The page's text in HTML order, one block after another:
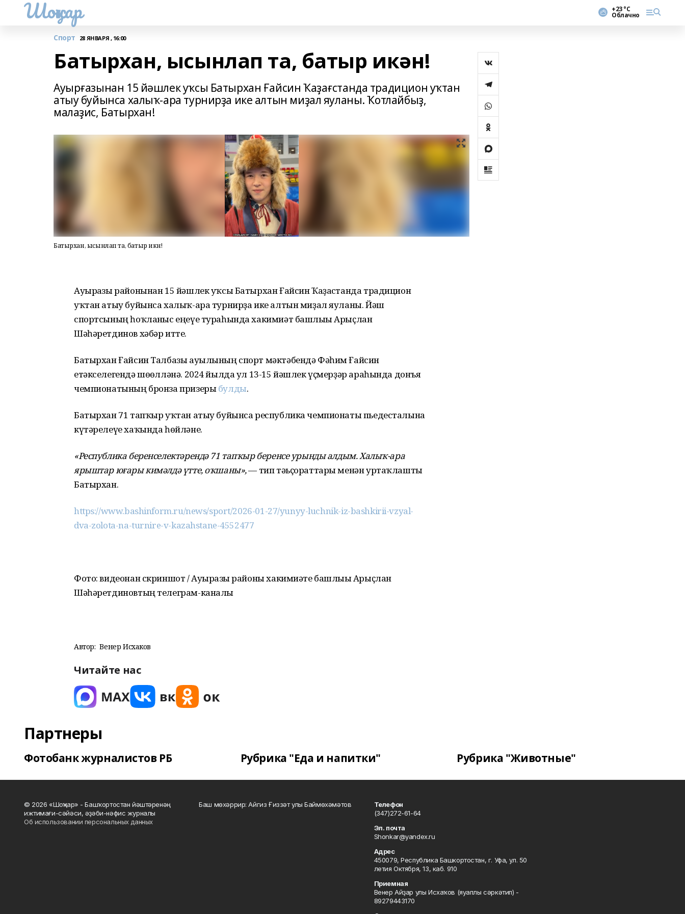
Шоңҡар +23 °С
Облачно
Спорт 28 ЯНВАРЯ , 16:00
Батырхан, ысынлап та, батыр икән!
Ауырғазынан 15 йәшлек уҡсы Батырхан Ғайсин Ҡаҙағстанда традицион уҡтан
атыу буйынса халыҡ-ара турнирҙа ике алтын миҙал яуланы. Ҡотлайбыҙ,
малаҙис, Батырхан!
Батырхан, ысынлап та, батыр икән!
Ауырғазы районынан 15 йәшлек уҡсы Батырхан Ғайсин Ҡаҙағстанда традицион
уҡтан атыу буйынса халыҡ-ара турнирҙа ике алтын миҙал яуланы. Йәш
спортсының һоҡланғыс еңеүе тураһында хакимиәт башлығы Арыҫлан
Шәһәретдинов хәбәр итте.
Батырхан Ғайсин Талбазы ауылының спорт мәктәбендә Фәһим Ғайсин
етәкселегендә шөғөлләнә. 2024 йылда ул 13-15 йәшлек үҫмерҙәр араһында донъя
чемпионатының бронза призерыбулды.
Батырхан 71 тапҡыр уҡтан атыу буйынса республика чемпионаты пьедесталына
күтәрелеүе хаҡында һөйләне.
«Республика беренселектәрендә 71 тапҡыр беренсе урынды алдым. Халыҡ-ара
ярыштар юғары кимәлдә үтте, оҡшаны»,— тип тәьҫораттары менән уртаҡлашты
Батырхан.
https://www.bashinform.ru/news/sport/2026-01-27/yunyy-luchnik-iz-bashkirii-vzyal-
dva-zolota-na-turnire-v-kazahstane-4552477
Фото: видеонан скриншот / Ауырғазы районы хакимиәте башлығы Арыҫлан
Шәһәретдиновтың телеграм-каналы
Автор: Венер Исхаков
Читайте нас
Партнеры
Фотобанк журналистов РБ Рубрика "Еда и напитки" Рубрика "Животные"
© 2026 «Шоңҡар» - Башҡортостан йәштәренәң
ижтимағи-сәйәси, әҙәби-нәфис журналы
Об использовании персональных данных
Баш мөхәррир: Айгиз Ғиззәт улы Баймөхәмәтов
Телефон
(347)272-61-64
Эл. почта
Shonkar@yandex.ru
Адрес
450079, Республика Башкортостан, г. Уфа, ул. 50
летия Октября, 13, каб. 910
Приемная
Венер Айҙар улы Исхаҡов (яуаплы сәркәтип) -
89279443170